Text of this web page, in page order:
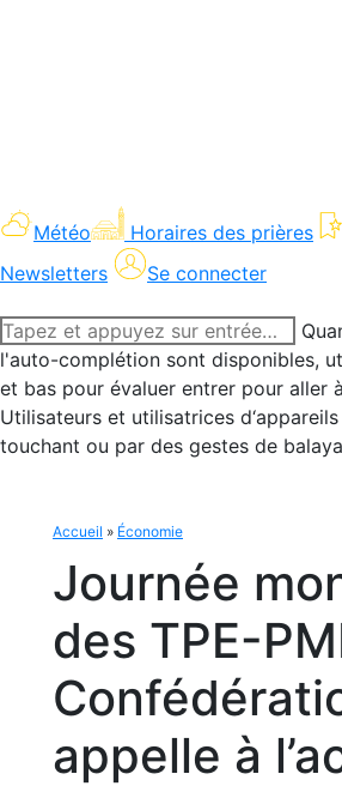
Météo Horaires des prières
Newsletters
Se connecter
Recherche
:l'auto-complétion sont disponibles,
et bas pour évaluer entrer pour aller
Utilisateurs et utilisatrices
touchant ou par des gestes de
Accueil » Économie
Journée
des TPE-
appelle à